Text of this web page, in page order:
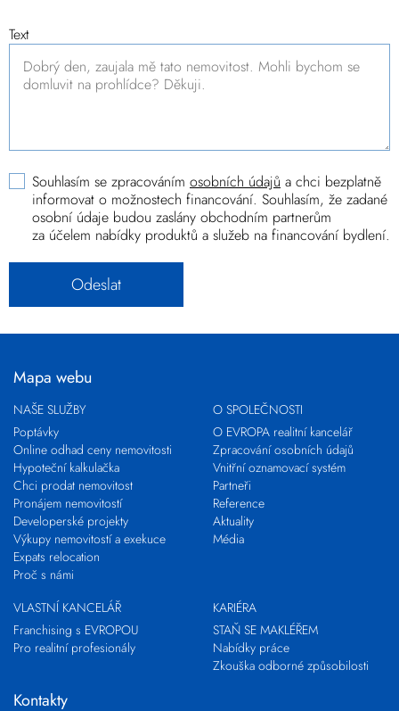
Text
Souhlasím se zpracováním osobních údajů a chci bezplatně
informovat o možnostech financování. Souhlasím, že zadané
osobní údaje budou zaslány obchodním partnerům
za účelem nabídky produktů a služeb na financování bydlení.
Mapa webu
NAŠE SLUŽBY
Poptávky
Online odhad ceny nemovitosti
Hypoteční kalkulačka
Chci prodat nemovitost
Pronájem nemovitostí
Developerské projekty
Výkupy nemovitostí a exekuce
Expats relocation
Proč s námi
O SPOLEČNOSTI
O EVROPA realitní kancelář
Zpracování osobních údajů
Vnitřní oznamovací systém
Partneři
Reference
Aktuality
Média
VLASTNÍ KANCELÁŘ
Franchising s EVROPOU
Pro realitní profesionály
KARIÉRA
STAŇ SE MAKLÉŘEM
Nabídky práce
Zkouška odborné způsobilosti
Kontakty